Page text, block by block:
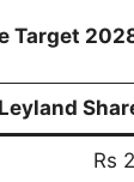
Target
Rs